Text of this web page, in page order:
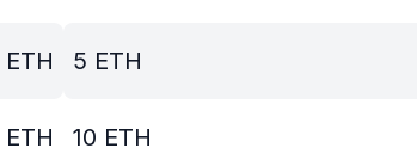
ETH
ETH
5 ETH
10 ETH